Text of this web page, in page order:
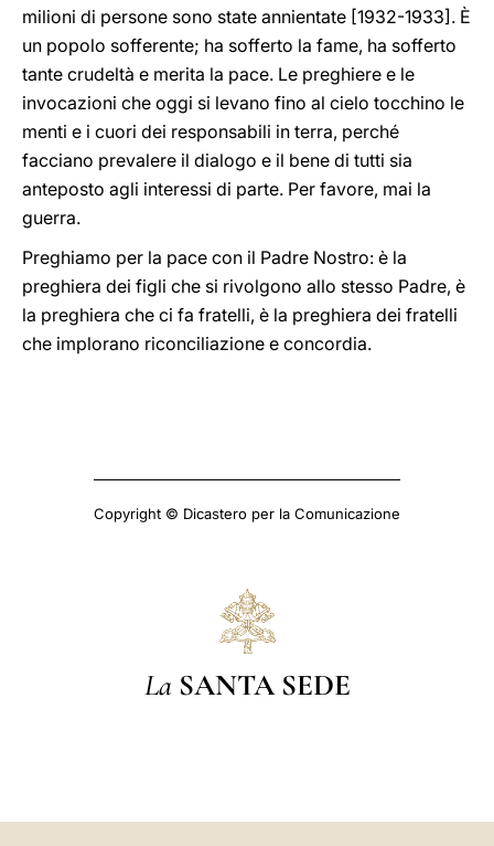
milioni di persone sono state annientate [1932-1933]. È
un popolo sofferente; ha sofferto la fame, ha sofferto
tante crudeltà e merita la pace. Le preghiere e le
invocazioni che oggi si levano fino al cielo tocchino le
menti e i cuori dei responsabili in terra, perché
facciano prevalere il dialogo e il bene di tutti sia
anteposto agli interessi di parte. Per favore, mai la
guerra.
Preghiamo per la pace con il Padre Nostro: è la
preghiera dei figli che si rivolgono allo stesso Padre, è
la preghiera che ci fa fratelli, è la preghiera dei fratelli
che implorano riconciliazione e concordia.
Copyright © Dicastero per la Comunicazione
La SANTA SEDE